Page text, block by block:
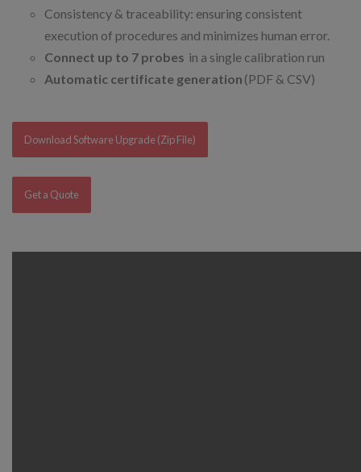
Consistency & traceability: ensuring consistent
execution of procedures and minimizes human error.
Connect up to 7 probes in a single calibration run
Automatic certificate generation (PDF & CSV)
Download Software Upgrade (Zip File)
Get a Quote